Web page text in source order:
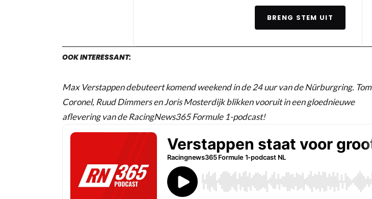
BRENG STEM UIT
OOK INTERESSANT:
Max Verstappen debuteert komend weekend in de 24 uur van de Nürburgring. Tom
Coronel, Ruud Dimmers en Joris Mosterdijk blikken vooruit in een gloednieuwe
aflevering van de RacingNews365 Formule 1-podcast!